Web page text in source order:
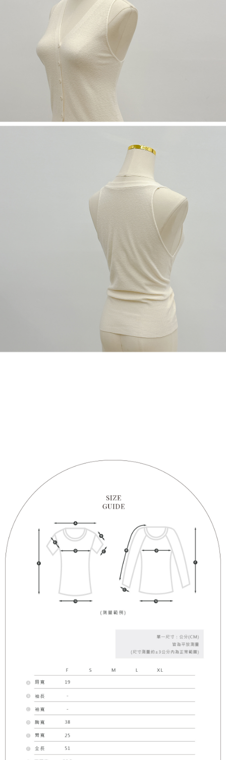
未成年的使用者，請事先徵得法定代理人或監護人之同意方可使用
若您對於個人資料之處理、利用有任何疑問，或欲行使相關法律權利，請聯
繫恩沛科技股份有限公司。若您不同意我們將上開所示之個人資料，連同必
要之購買訂單資訊提供予 AFTEE ，或讓 AFTEE 蒐集處理利用您的個人資
料，請勿選用本服務。